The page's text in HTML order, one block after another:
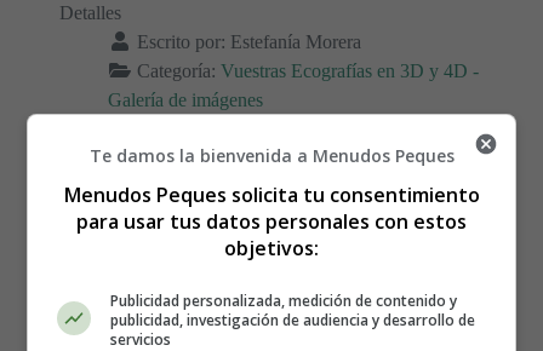
Detalles
Escrito por: Estefanía Morera
Categoría: Vuestras Ecografías en 3D y 4D -
Galería de imágenes
Leer más: Ecografía de Lukas con 29 semanas
Ecografía de Nayra
Te damos la bienvenida a Menudos Peques
Menudos Peques solicita tu consentimiento
para usar tus datos personales con estos
objetivos:
Publicidad personalizada, medición de contenido y
publicidad, investigación de audiencia y desarrollo de
servicios